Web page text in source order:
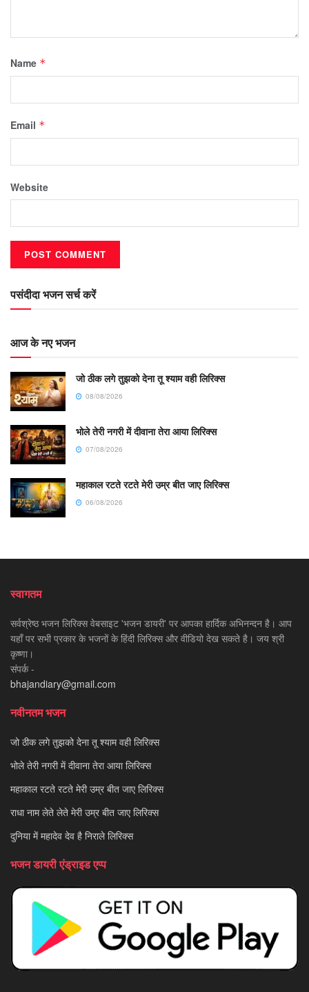
Name *
Email *
Website
पसंदीदा भजन सर्च करें
आज के नए भजन
जो ठीक लगे तुझको देना तू श्याम वही लिरिक्स
08/08/2026
भोले तेरी नगरी में दीवाना तेरा आया लिरिक्स
07/08/2026
महाकाल रटते रटते मेरी उम्र बीत जाए लिरिक्स
06/08/2026
स्वागतम
सर्वश्रेष्ठ भजन लिरिक्स वेबसाइट 'भजन डायरी' पर आपका हार्दिक अभिनन्दन है। आप
यहाँ पर सभी प्रकार के भजनों के हिंदी लिरिक्स और वीडियो देख सकते है। जय श्री
कृष्णा।
संपर्क -
bhajandiary@gmail.com
नवीनतम भजन
जो ठीक लगे तुझको देना तू श्याम वही लिरिक्स
भोले तेरी नगरी में दीवाना तेरा आया लिरिक्स
महाकाल रटते रटते मेरी उम्र बीत जाए लिरिक्स
राधा नाम लेते लेते मेरी उम्र बीत जाए लिरिक्स
दुनिया में महादेव देव है निराले लिरिक्स
भजन डायरी एंड्राइड एप्प